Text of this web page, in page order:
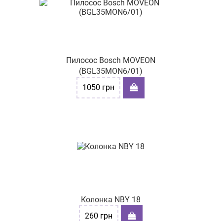
Пилосос Bosch MOVEON
(BGL35MON6/01)
1050 грн
Колонка NBY 18
260 грн